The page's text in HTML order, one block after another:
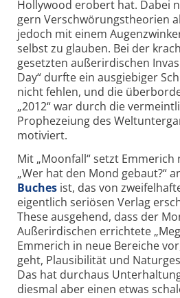
Hollywood erobert hat. Dabei
gern Verschwörungstheorien
jedoch mit einem
selbst zu glauben. Bei der
gesetzten außerirdischen
Day“ durfte ein ausgiebiger
nicht fehlen, und die
„2012“ war durch die
Prophezeiung des
motiviert.
Mit „Moonfall“ setzt Emmerich
„Wer hat den Mond gebaut?“
Buches ist, das von
eigentlich seriösen Verlag
These ausgehend, dass der
Außerirdischen errichtete
Emmerich in neue Bereiche
geht, Plausibilität und
Das hat durchaus
diesmal aber einen etwas